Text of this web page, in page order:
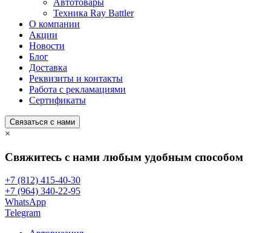
Автотовары
Техника Ray Battler
О компании
Акции
Новости
Блог
Доставка
Реквизиты и контакты
Работа с рекламациями
Сертификаты
Связаться с нами
×
Свяжитесь с нами любым удобным способом
+7 (812) 415-40-30
+7 (964) 340-22-95
WhatsApp
Telegram